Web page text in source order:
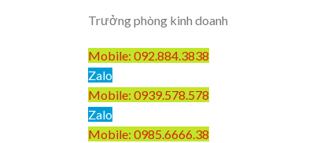
Trưởng phòng kinh doanh
Mobile: 092.884.3838
Zalo
Mobile: 0939.578.578
Zalo
Mobile: 0985.6666.38